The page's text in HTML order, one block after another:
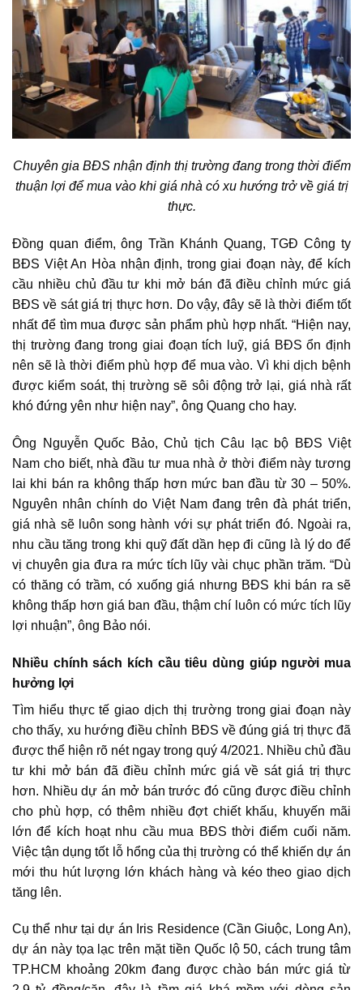
Chuyên gia BĐS nhận định thị trường đang trong thời điểm
thuận lợi để mua vào khi giá nhà có xu hướng trở về giá trị
thực.
Đồng quan điểm, ông Trần Khánh Quang, TGĐ Công ty
BĐS Việt An Hòa nhận định, trong giai đoạn này, để kích
cầu nhiều chủ đầu tư khi mở bán đã điều chỉnh mức giá
BĐS về sát giá trị thực hơn. Do vậy, đây sẽ là thời điểm tốt
nhất để tìm mua được sản phẩm phù hợp nhất. “Hiện nay,
thị trường đang trong giai đoạn tích luỹ, giá BĐS ổn định
nên sẽ là thời điểm phù hợp để mua vào. Vì khi dịch bệnh
được kiểm soát, thị trường sẽ sôi động trở lại, giá nhà rất
khó đứng yên như hiện nay”, ông Quang cho hay.
Ông Nguyễn Quốc Bảo, Chủ tịch Câu lạc bộ BĐS Việt
Nam cho biết, nhà đầu tư mua nhà ở thời điểm này tương
lai khi bán ra không thấp hơn mức ban đầu từ 30 – 50%.
Nguyên nhân chính do Việt Nam đang trên đà phát triển,
giá nhà sẽ luôn song hành với sự phát triển đó. Ngoài ra,
nhu cầu tăng trong khi quỹ đất dần hẹp đi cũng là lý do để
vị chuyên gia đưa ra mức tích lũy vài chục phần trăm. “Dù
có thăng có trầm, có xuống giá nhưng BĐS khi bán ra sẽ
không thấp hơn giá ban đầu, thậm chí luôn có mức tích lũy
lợi nhuận”, ông Bảo nói.
Nhiều chính sách kích cầu tiêu dùng giúp người mua
hưởng lợi
Tìm hiểu thực tế giao dịch thị trường trong giai đoạn này
cho thấy, xu hướng điều chỉnh BĐS về đúng giá trị thực đã
được thể hiện rõ nét ngay trong quý 4/2021. Nhiều chủ đầu
tư khi mở bán đã điều chỉnh mức giá về sát giá trị thực
hơn. Nhiều dự án mở bán trước đó cũng được điều chỉnh
cho phù hợp, có thêm nhiều đợt chiết khấu, khuyến mãi
lớn để kích hoạt nhu cầu mua BĐS thời điểm cuối năm.
Việc tận dụng tốt lỗ hổng của thị trường có thể khiến dự án
mới thu hút lượng lớn khách hàng và kéo theo giao dịch
tăng lên.
Cụ thể như tại dự án Iris Residence (Cần Giuộc, Long An),
dự án này tọa lạc trên mặt tiền Quốc lộ 50, cách trung tâm
TP.HCM khoảng 20km đang được chào bán mức giá từ